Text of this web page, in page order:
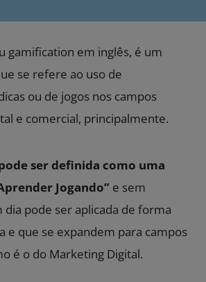
gamification em inglês, é um
se refere ao uso de
ou de jogos nos campos
e comercial, principalmente.
ser definida como uma
Jogando” e sem
dia pode ser aplicada de forma
e que se expandem para campos
é o do Marketing Digital.